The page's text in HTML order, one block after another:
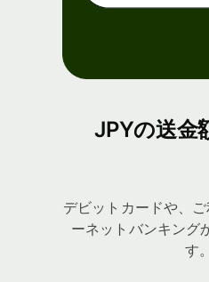
JPYの送金
デビットカードや、
ーネットバンキング
す。